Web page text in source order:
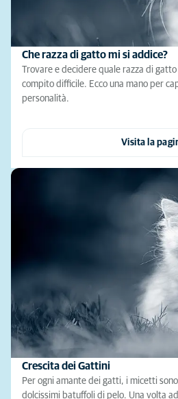
Che razza di gatto mi si addice?
Trovare e decidere quale razza di
compito difficile. Ecco una mano per
personalità.
Visita la
Crescita dei Gattini
Per ogni amante dei gatti, i micetti
dolcissimi batuffoli di pelo. Una volta